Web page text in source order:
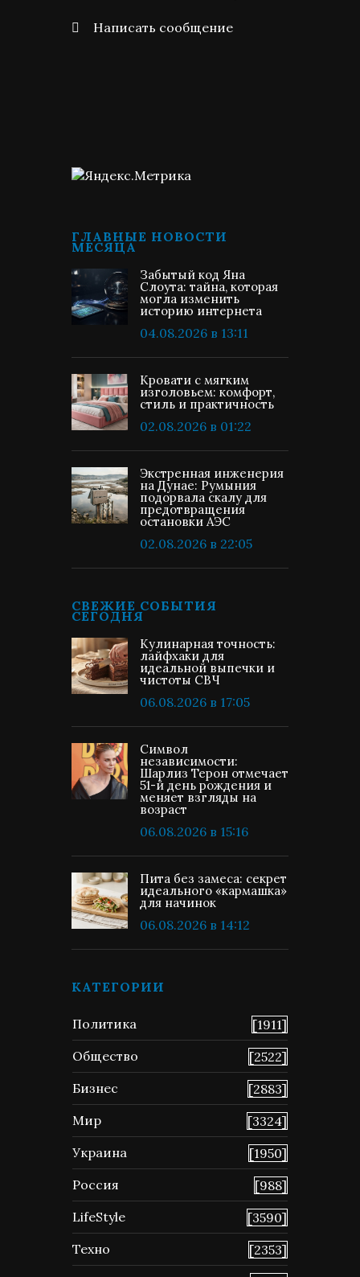
Написать сообщение
ГЛАВНЫЕ НОВОСТИ
МЕСЯЦА
Забытый код Яна
Слоута: тайна, которая
могла изменить
историю интернета
04.08.2026 в 13:11
Кровати с мягким
изголовьем: комфорт,
стиль и практичность
02.08.2026 в 01:22
Экстренная инженерия
на Дунае: Румыния
подорвала скалу для
предотвращения
остановки АЭС
02.08.2026 в 22:05
СВЕЖИЕ СОБЫТИЯ
СЕГОДНЯ
Кулинарная точность:
лайфхаки для
идеальной выпечки и
чистоты СВЧ
06.08.2026 в 17:05
Символ
независимости:
Шарлиз Терон отмечает
51-й день рождения и
меняет взгляды на
возраст
06.08.2026 в 15:16
Пита без замеса: секрет
идеального «кармашка»
для начинок
06.08.2026 в 14:12
КАТЕГОРИИ
Политика
[1911]
Общество
[2522]
Бизнес
[2883]
Мир
[3324]
Украина
[1950]
Россия
[988]
LifeStyle
[3590]
Техно
[2353]